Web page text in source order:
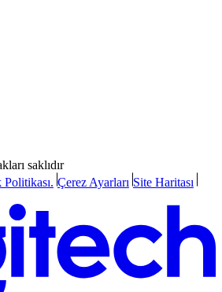
saklıdır
Çerez Ayarları Site Haritası